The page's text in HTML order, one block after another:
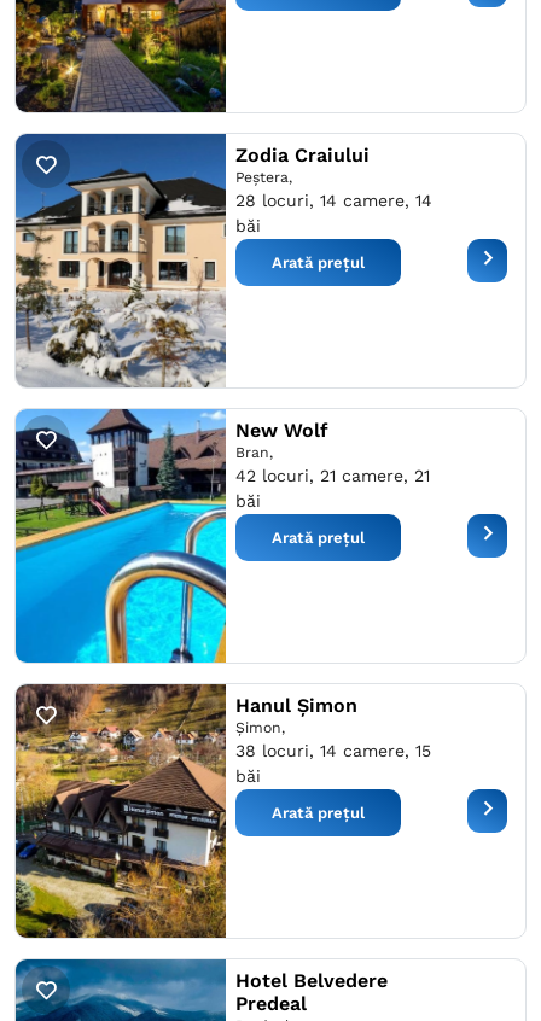
Zodia Craiului
Peştera,
28 locuri, 14 camere, 14
băi
Arată prețul
New Wolf
Bran,
42 locuri, 21 camere, 21
băi
Arată prețul
Hanul Șimon
Şimon,
38 locuri, 14 camere, 15
băi
Arată prețul
Hotel Belvedere
Predeal